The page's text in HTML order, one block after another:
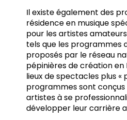
Il existe également des
résidence en musique
pour les artistes
tels que les programmes
proposés par le réseau
pépinières de création en
lieux de spectacles plus «
programmes sont
artistes à se
développer leur carrière